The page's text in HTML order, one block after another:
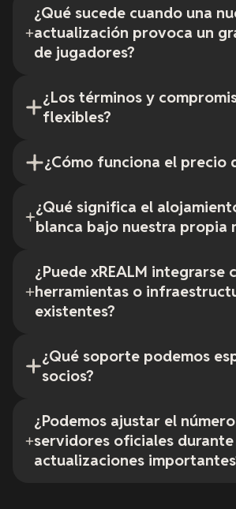
¿Qué sucede cuando una
actualización provoca un
de jugadores?
¿Los términos y
flexibles?
¿Cómo funciona el precio
¿Qué significa el
blanca bajo nuestra propia
¿Puede xREALM integrarse
herramientas o
existentes?
¿Qué soporte podemos
socios?
¿Podemos ajustar el
servidores oficiales durante
actualizaciones